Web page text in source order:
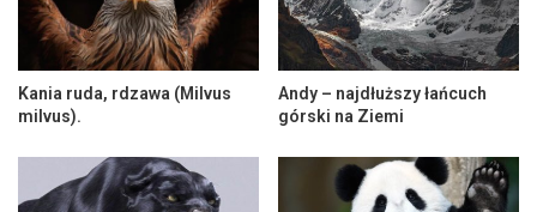
Kania ruda, rdzawa (Milvus
milvus).
Andy – najdłuższy łańcuch
górski na Ziemi